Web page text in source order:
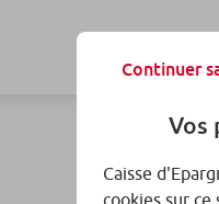
Continuer
Vos
Caisse
cookies sur